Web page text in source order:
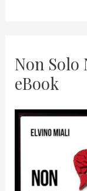
Non Solo
eBook